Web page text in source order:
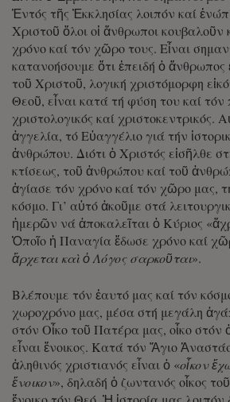
Ἐντός τῆς Ἐκκλησίας λοιπόν καί
Χριστοῦ ὅλοι οἱ ἄνθρωποι κουβαλοῦν
χρόνο καί τόν χῶρο τους. Εἶναι
κατανοήσουμε ὅτι ἐπειδή ὁ ἄνθρωπος
τοῦ Χριστοῦ, λογική χριστόμορφη
Θεοῦ, εἶναι κατά τή φύση του καί τόν
χριστολογικός καί χριστοκεντρικός.
ἀγγελία, τό Εὐαγγέλιο γιά τήν
ἀνθρώπου. Διότι ὁ Χριστός εἰσῆλθε
κτίσεως, τοῦ ἀνθρώπου καί τοῦ
ἁγίασε τόν χρόνο καί τόν χῶρο μας,
κόσμο. Γι’ αὐτό ἀκοῦμε στά
ἡμερῶν νά ἀποκαλεῖται ὁ Κύριος
Ὁποῖο ἡ Παναγία ἔδωσε χρόνο καί
ἄρχεται καὶ ὁ Λόγος σαρκοῦται».
Βλέπουμε τόν ἑαυτό μας καί τόν
χωροχρόνο μας, μέσα στή μεγάλη
στόν Οἶκο τοῦ Πατέρα μας, οἶκο στόν
εἶναι ἔνοικος. Κατά τόν Ἅγιο
ἀληθινός χριστιανός εἶναι ὁ «οἶκον
ἔνοικον», δηλαδή ὁ ζωντανός οἶκος